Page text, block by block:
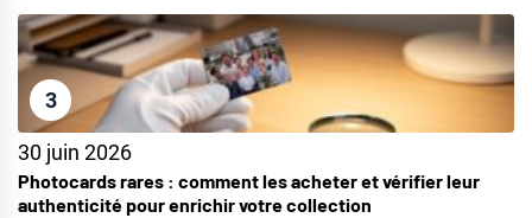
3
30 juin 2026
Photocards rares : comment les acheter et vérifier leur
authenticité pour enrichir votre collection